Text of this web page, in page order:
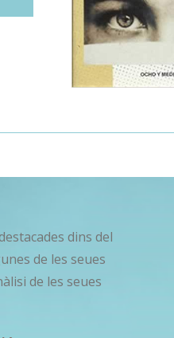
dins del
de les seues
de les seues